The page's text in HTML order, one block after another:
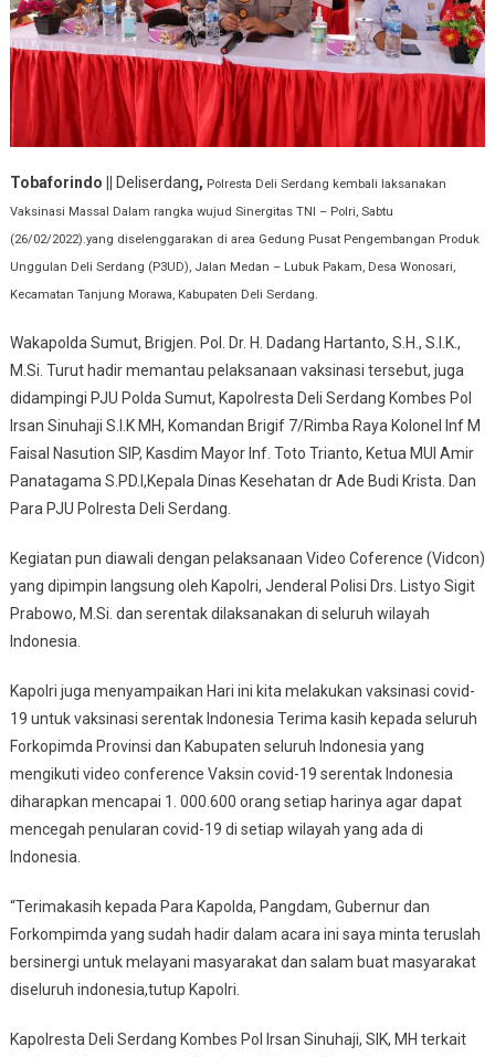
Tobaforindo || Deliserdang, Polresta Deli Serdang kembali laksanakan
Vaksinasi Massal Dalam rangka wujud Sinergitas TNI – Polri, Sabtu
(26/02/2022).yang diselenggarakan di area Gedung Pusat Pengembangan Produk
Unggulan Deli Serdang (P3UD), Jalan Medan – Lubuk Pakam, Desa Wonosari,
Kecamatan Tanjung Morawa, Kabupaten Deli Serdang.
Wakapolda Sumut, Brigjen. Pol. Dr. H. Dadang Hartanto, S.H., S.I.K.,
M.Si. Turut hadir memantau pelaksanaan vaksinasi tersebut, juga
didampingi PJU Polda Sumut, Kapolresta Deli Serdang Kombes Pol
Irsan Sinuhaji S.I.K MH, Komandan Brigif 7/Rimba Raya Kolonel Inf M
Faisal Nasution SIP, Kasdim Mayor Inf. Toto Trianto, Ketua MUI Amir
Panatagama S.PD.I,Kepala Dinas Kesehatan dr Ade Budi Krista. Dan
Para PJU Polresta Deli Serdang.
Kegiatan pun diawali dengan pelaksanaan Video Coference (Vidcon)
yang dipimpin langsung oleh Kapolri, Jenderal Polisi Drs. Listyo Sigit
Prabowo, M.Si. dan serentak dilaksanakan di seluruh wilayah
Indonesia.
Kapolri juga menyampaikan Hari ini kita melakukan vaksinasi covid-
19 untuk vaksinasi serentak Indonesia Terima kasih kepada seluruh
Forkopimda Provinsi dan Kabupaten seluruh Indonesia yang
mengikuti video conference Vaksin covid-19 serentak Indonesia
diharapkan mencapai 1. 000.600 orang setiap harinya agar dapat
mencegah penularan covid-19 di setiap wilayah yang ada di
Indonesia.
“Terimakasih kepada Para Kapolda, Pangdam, Gubernur dan
Forkompimda yang sudah hadir dalam acara ini saya minta teruslah
bersinergi untuk melayani masyarakat dan salam buat masyarakat
diseluruh indonesia,tutup Kapolri.
Kapolresta Deli Serdang Kombes Pol Irsan Sinuhaji, SIK, MH terkait